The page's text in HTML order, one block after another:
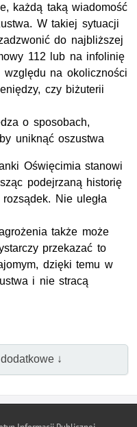
każdą taką wiadomość
W takiej sytuacji
do najbliższej
112 lub na infolinię
na okoliczności
czy biżuterii
o sposobach,
uniknąć oszustwa
Oświęcimia stanowi
podejrzaną historię
Nie uległa
także może
przekazać to
dzięki temu w
i nie stracą
↓